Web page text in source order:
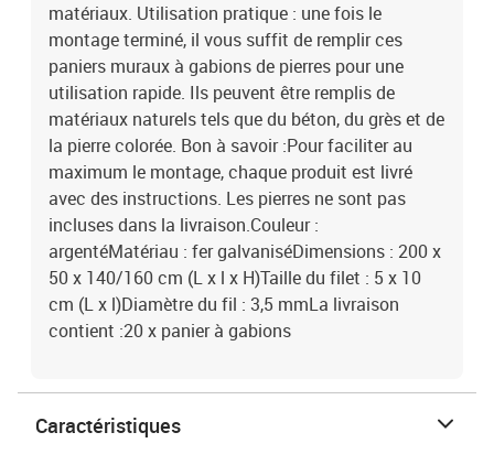
matériaux. Utilisation pratique : une fois le
montage terminé, il vous suffit de remplir ces
paniers muraux à gabions de pierres pour une
utilisation rapide. Ils peuvent être remplis de
matériaux naturels tels que du béton, du grès et de
la pierre colorée. Bon à savoir :Pour faciliter au
maximum le montage, chaque produit est livré
avec des instructions. Les pierres ne sont pas
incluses dans la livraison.Couleur :
argentéMatériau : fer galvaniséDimensions : 200 x
50 x 140/160 cm (L x l x H)Taille du filet : 5 x 10
cm (L x l)Diamètre du fil : 3,5 mmLa livraison
contient :20 x panier à gabions
Caractéristiques